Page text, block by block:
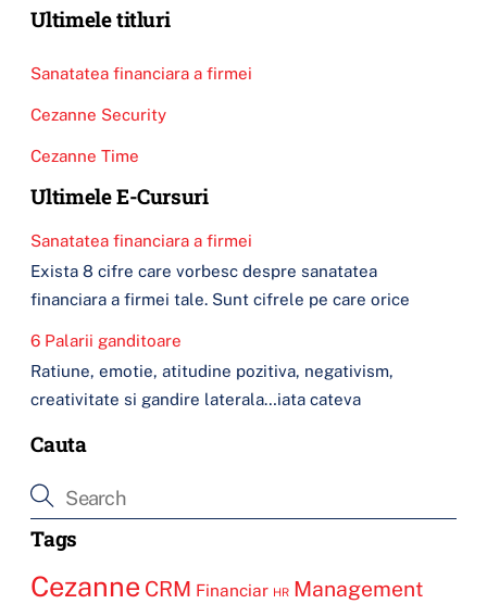
Ultimele titluri
Sanatatea financiara a firmei
Cezanne Security
Cezanne Time
Ultimele E-Cursuri
Sanatatea financiara a firmei
Exista 8 cifre care vorbesc despre sanatatea
financiara a firmei tale. Sunt cifrele pe care orice
6 Palarii ganditoare
Ratiune, emotie, atitudine pozitiva, negativism,
creativitate si gandire laterala…iata cateva
Cauta
Tags
Cezanne CRM Financiar HR Management